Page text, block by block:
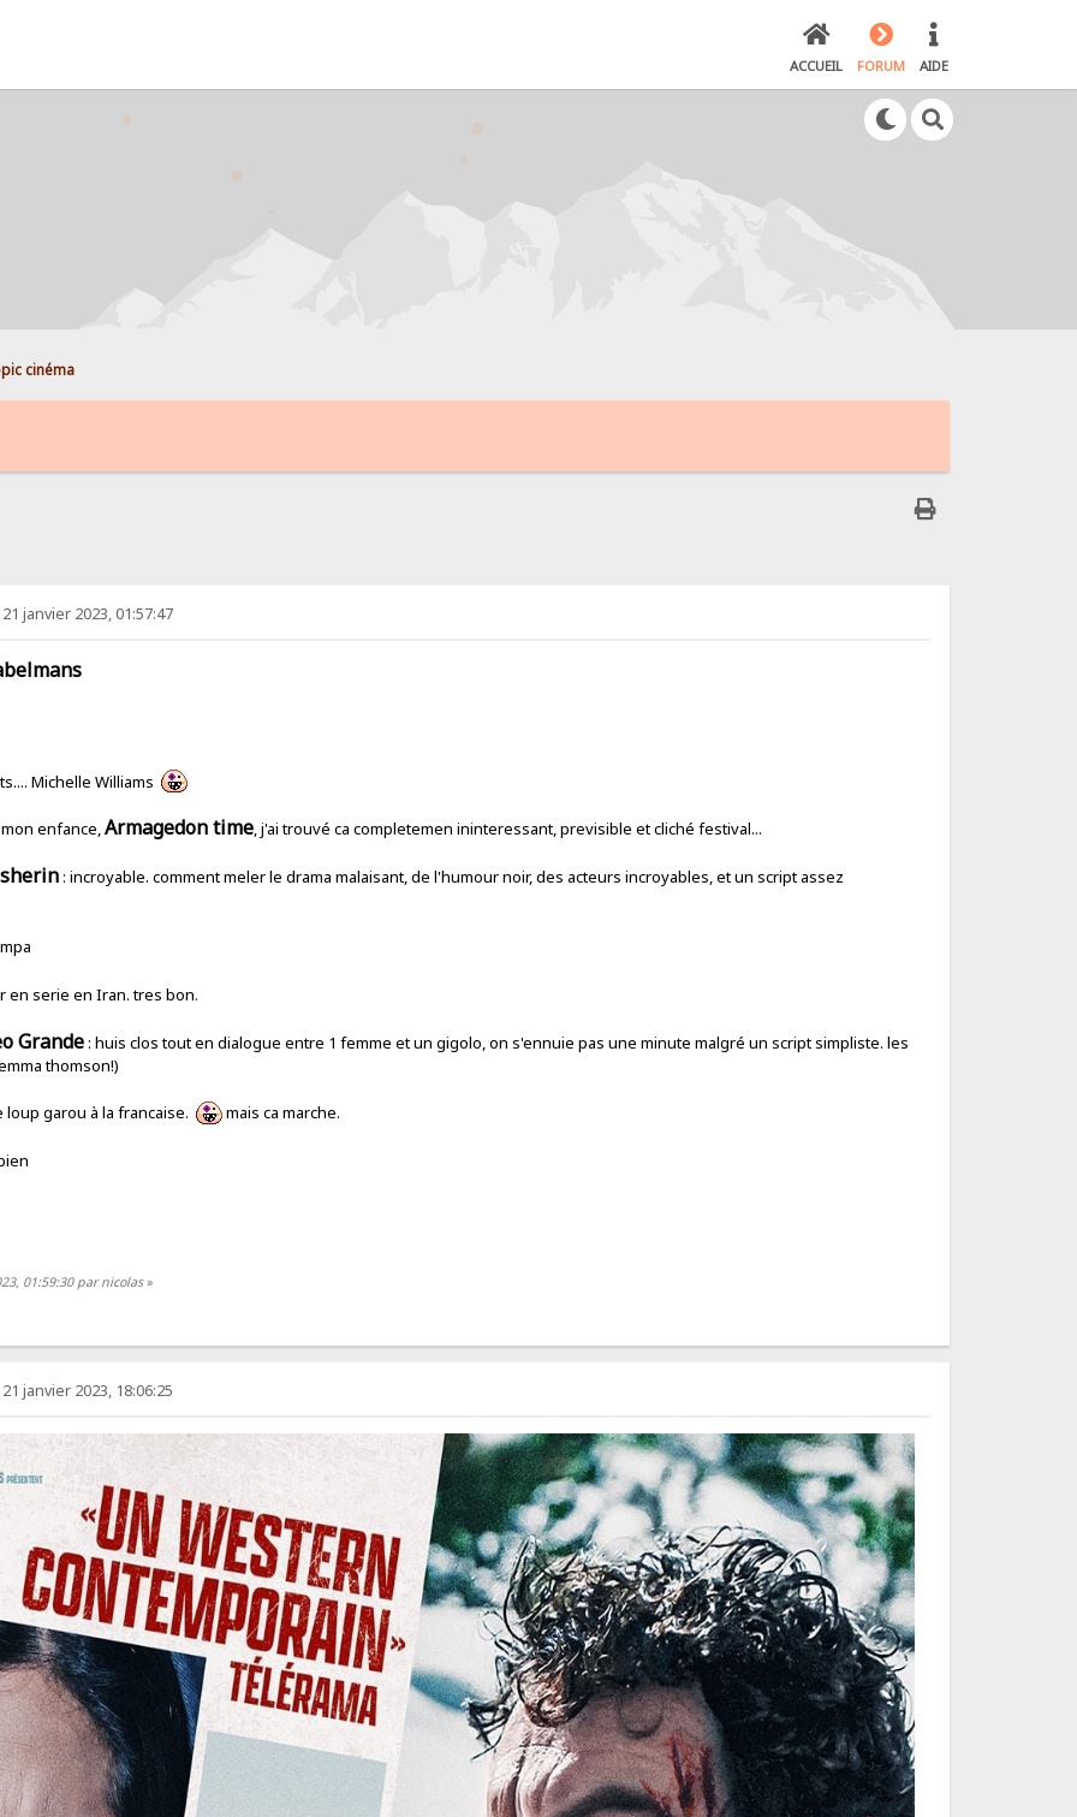
ACCUEIL FORUM AIDE
cinéma
janvier 2023, 01:57:47
Michelle Williams
mon enfance,Armagedon time, j'ai trouvé ca completemen ininteressant, previsible et cliché festival...
: incroyable. comment meler le drama malaisant, de l'humour noir, des acteurs incroyables, et un script assez
en serie en Iran. tres bon.
Grande: huis clos tout en dialogue entre 1 femme et un gigolo, on s'ennuie pas une minute malgré un script simpliste. les
thomson!)
loup garou à la francaise. mais ca marche.
01:59:30 par nicolas»
janvier 2023, 18:06:25